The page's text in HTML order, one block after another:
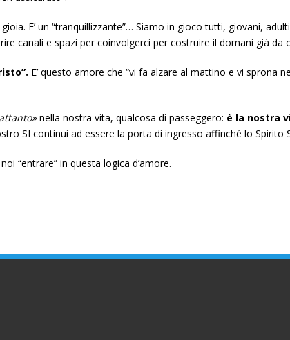
E’ un “tranquillizzante”… Siamo in gioco tutti, giovani,
canali e spazi per coinvolgerci per costruire il domani già da
E’ questo amore che “vi fa alzare al mattino e vi sprona
nella nostra vita, qualcosa di passeggero: è la nostra
SI continui ad essere la porta di ingresso affinché lo
“entrare” in questa logica d’amore.